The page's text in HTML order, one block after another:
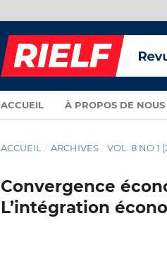
ACCUEIL À PROPOS DE NOUS
ACCUEIL / ARCHIVES / VOL. 8 NO 1
Convergence
L’intégration